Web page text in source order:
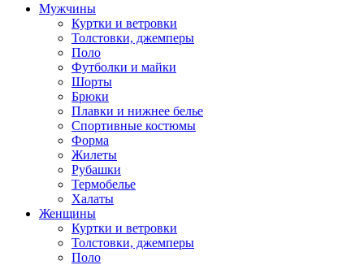
Мужчины
Куртки и ветровки
Толстовки, джемперы
Поло
Футболки и майки
Шорты
Брюки
Плавки и нижнее белье
Спортивные костюмы
Форма
Жилеты
Рубашки
Термобелье
Халаты
Женщины
Куртки и ветровки
Толстовки, джемперы
Поло